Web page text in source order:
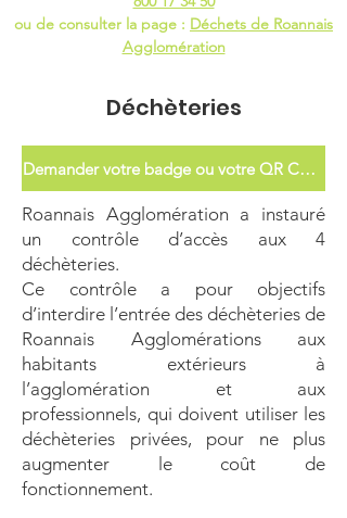
ou de consulter la page : Déchets de Roannais
Agglomération
Déchèteries
Demander votre badge ou votre QR Code
Roannais Agglomération a instauré
un contrôle d’accès aux 4
déchèteries.
Ce contrôle a pour objectifs
d’interdire l’entrée des déchèteries de
Roannais Agglomérations aux
habitants extérieurs à
l’agglomération et aux
professionnels, qui doivent utiliser les
déchèteries privées, pour ne plus
augmenter le coût de
fonctionnement.